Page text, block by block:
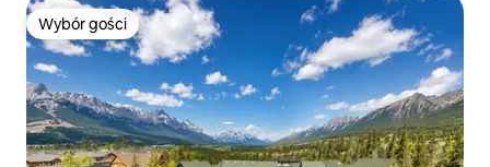
Wybór gości
Wybór gości